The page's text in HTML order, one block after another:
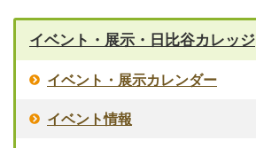
イベント・展示・日比谷カレッジ
イベント・展示カレンダー
イベント情報